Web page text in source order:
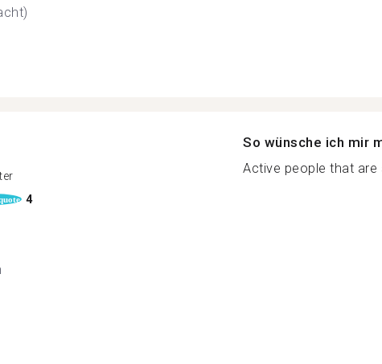
4
So wünsche ich mir
Active people that are